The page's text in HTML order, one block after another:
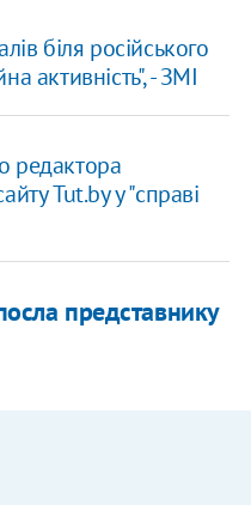
біля російського
активність", - ЗМІ
редактора
Tut.by у "справі
представнику